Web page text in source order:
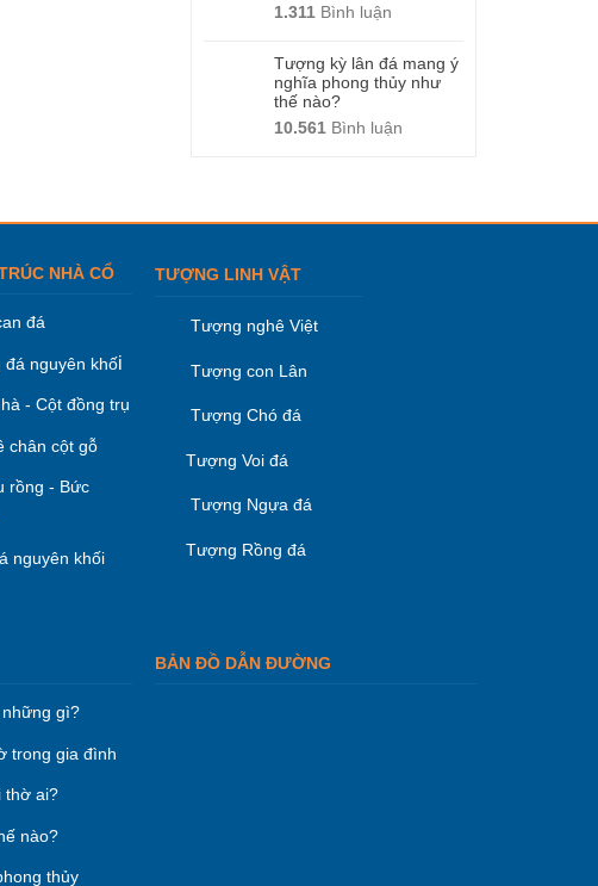
1.311 Bình luận
Tượng kỳ lân đá mang ý
nghĩa phong thủy như
thế nào?
10.561 Bình luận
NHÀ CỔ
đá
đá nguyên khối
- Cột đồng trụ
chân cột gỗ
rồng - Bức
nguyên khối
TƯỢNG LINH VẬT
Tượng nghê Việt
Tượng con Lân
Tượng Chó đá
Tượng Voi đá
Tượng Ngựa đá
Tượng Rồng đá
gì?
trong gia đình
thờ ai?
nào?
thủy
BẢN ĐỒ DẪN ĐƯỜNG